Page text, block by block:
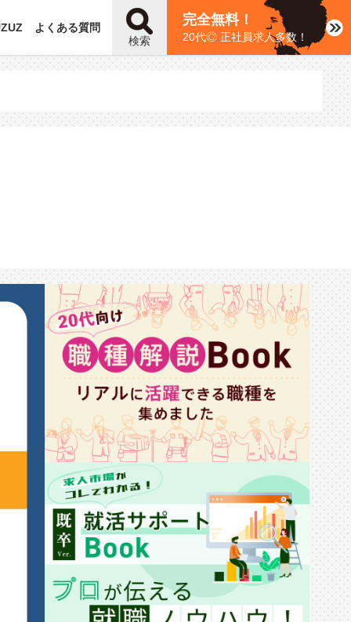
よくある質問
検索
完全無料！
20代◎ 正社員求人多数！